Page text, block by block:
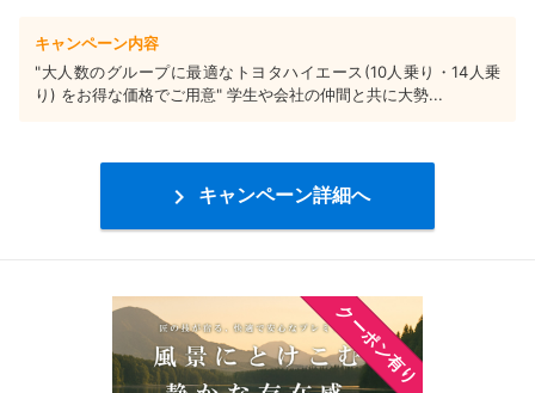
キャンペーン内容
"大人数のグループに最適なトヨタハイエース(10人乗り・14人乗
り) をお得な価格でご用意" 学生や会社の仲間と共に大勢...
 キャンペーン詳細へ
クーポン有り